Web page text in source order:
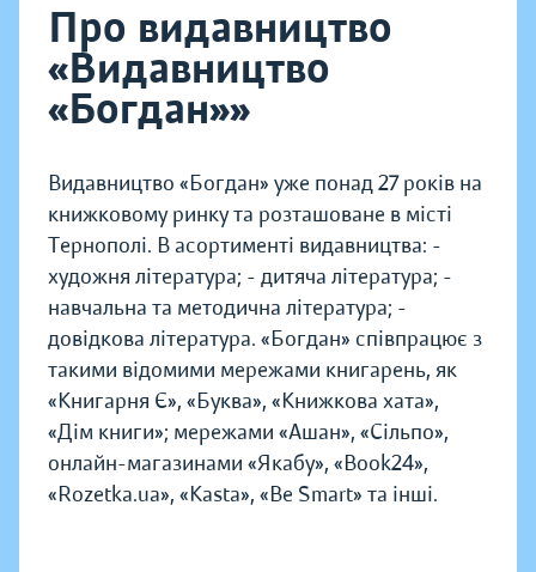
Про видавництво
«Видавництво
«Богдан»»
Видавництво «Богдан» уже понад 27 років на
книжковому ринку та розташоване в місті
Тернополі. В асортименті видавництва: -
художня література; - дитяча література; -
навчальна та методична література; -
довідкова література. «Богдан» співпрацює з
такими відомими мережами книгарень, як
«Книгарня Є», «Буква», «Книжкова хата»,
«Дім книги»; мережами «Ашан», «Сільпо»,
онлайн-магазинами «Якабу», «Book24»,
«Rozetka.ua», «Kasta», «Be Smart» та інші.